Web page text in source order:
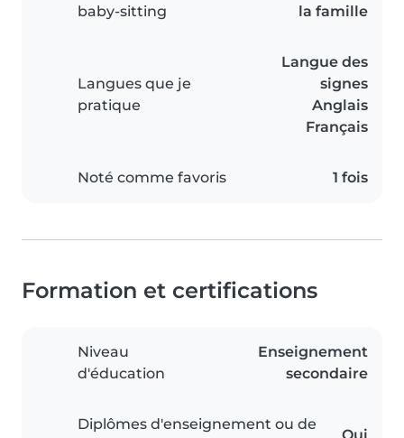
baby-sitting
la famille
Langues que je
pratique
Langue des
signes
Anglais
Français
Noté comme favoris 1 fois
Formation et certifications
Niveau
d'éducation
Enseignement
secondaire
Diplômes d'enseignement ou de